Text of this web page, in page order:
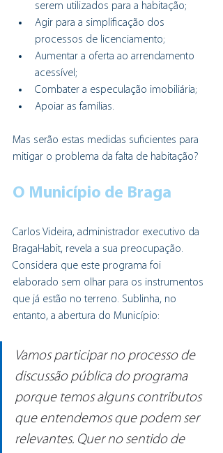
serem utilizados para a habitação;
Agir para a simplificação dos
processos de licenciamento;
Aumentar a oferta ao arrendamento
acessível;
Combater a especulação imobiliária;
Apoiar as famílias.
Mas serão estas medidas suficientes para
mitigar o problema da falta de habitação?
O Município de Braga
Carlos Videira, administrador executivo da
BragaHabit, revela a sua preocupação.
Considera que este programa foi
elaborado sem olhar para os instrumentos
que já estão no terreno. Sublinha, no
entanto, a abertura do Município:
Vamos participar no processo de
discussão pública do programa
porque temos alguns contributos
que entendemos que podem ser
relevantes. Quer no sentido de